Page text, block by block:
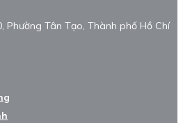
Phường Tân Tạo, Thành phố Hồ Chí